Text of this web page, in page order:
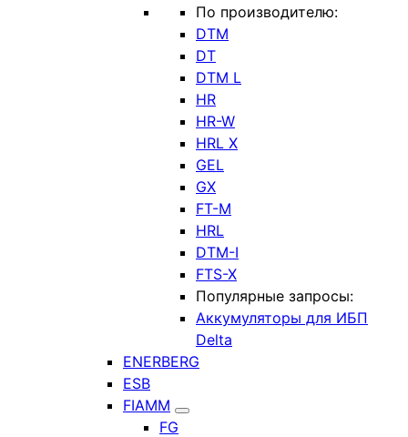
По производителю:
DTM
DT
DTM L
HR
HR-W
HRL X
GEL
GX
FT-M
HRL
DTM-I
FTS-X
Популярные запросы:
Аккумуляторы для ИБП
Delta
ENERBERG
ESB
FIAMM
FG